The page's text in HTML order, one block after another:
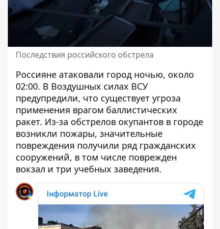
Последствия российского обстрела
Россияне атаковали город ночью, около
02:00. В Воздушных силах ВСУ
предупредили, что существует угроза
применения врагом баллистических
ракет. Из-за обстрелов окупантов в городе
возникли пожары, значительные
повреждения получили ряд гражданских
сооружений, в том числе поврежден
вокзал и три учебных заведения.